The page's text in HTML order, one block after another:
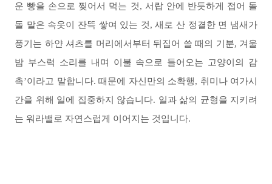
운 빵을 손으로 찢어서 먹는 것, 서랍 안에 반듯하게 접어 돌
돌 말은 속옷이 잔뜩 쌓여 있는 것, 새로 산 정결한 면 냄새가
풍기는 하얀 셔츠를 머리에서부터 뒤집어 쓸 때의 기분, 겨울
밤 부스럭 소리를 내며 이불 속으로 들어오는 고양이의 감
촉’이라고 말합니다. 때문에 자신만의 소확행, 취미나 여가시
간을 위해 일에 집중하지 않습니다. 일과 삶의 균형을 지키려
는 워라밸로 자연스럽게 이어지는 것입니다.